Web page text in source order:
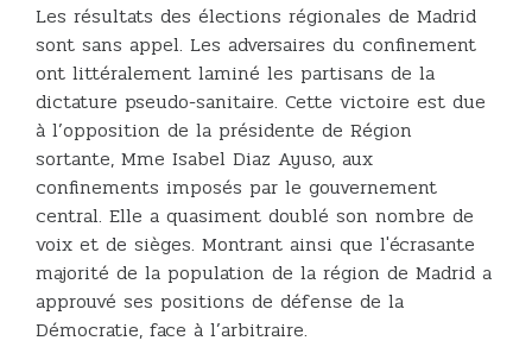
Les résultats des élections régionales de Madrid
sont sans appel. Les adversaires du confinement
ont littéralement laminé les partisans de la
dictature pseudo-sanitaire. Cette victoire est due
à l’opposition de la présidente de Région
sortante, Mme Isabel Diaz Ayuso, aux
confinements imposés par le gouvernement
central. Elle a quasiment doublé son nombre de
voix et de sièges. Montrant ainsi que l'écrasante
majorité de la population de la région de Madrid a
approuvé ses positions de défense de la
Démocratie, face à l’arbitraire.